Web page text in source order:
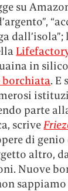
su
dall’isola”;
in
borchiata. E
parte
scrive
di
altro,
Nuove